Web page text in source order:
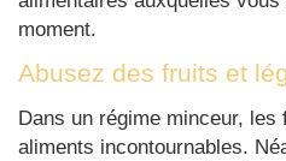
moment.
Abusez des fruits et
Dans un régime minceur,
aliments incontournables.